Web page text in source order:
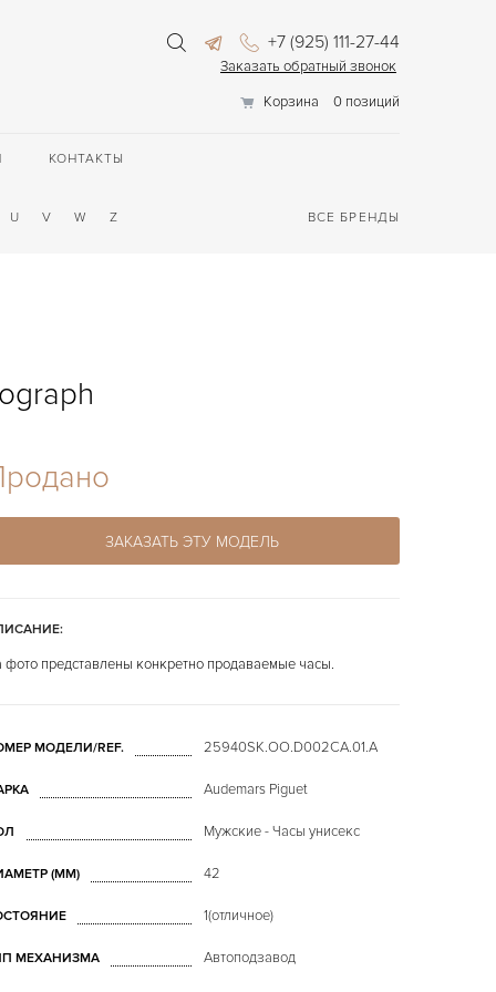
+7 (925) 111-27-44
Заказать обратный звонок
Корзина
0 позиций
КОНТАКТЫ
U V W Z ВСЕ БРЕНДЫ
ЗАКАЗАТЬ ЭТУ МОДЕЛЬ
фото представлены конкретно продаваемые часы.
МОДЕЛИ/REF. 25940SK.OO.D002CA.01.A
Audemars Piguet
Мужские - Часы унисекс
(MM) 42
1(отличное)
МЕХАНИЗМА Автоподзавод